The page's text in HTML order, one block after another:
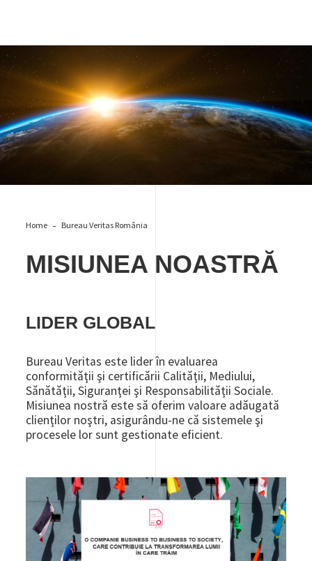
Misiune
Home Bureau Veritas România
MISIUNEA NOASTRĂ
LIDER GLOBAL
Bureau Veritas este lider în evaluarea
conformităţii şi certificării Calităţii, Mediului,
Sănătăţii, Siguranţei şi Responsabilităţii Sociale.
Misiunea nostră este să oferim valoare adăugată
clienţilor noştri, asigurându-ne că sistemele şi
procesele lor sunt gestionate eficient.
Image